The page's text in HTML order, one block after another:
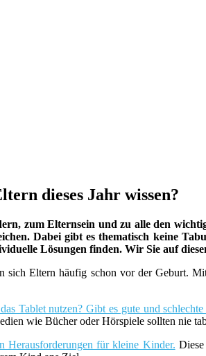
dieses Jahr wissen?
zum Elternsein und zu alle den
Dabei gibt es thematisch keine
Lösungen finden. Wir Sie auf
sich Eltern häufig schon vor der Geburt.
Tablet nutzen? Gibt es gute und
wie Bücher oder Hörspiele sollten nie
Herausforderungen für kleine Kinder.